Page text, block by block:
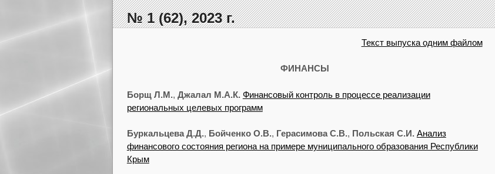
№ 1 (62), 2023 г.
Текст выпуска одним файлом
ФИНАНСЫ
Борщ Л.М., Джалал М.А.К. Финансовый контроль в процессе реализации
региональных целевых программ
Буркальцева Д.Д., Бойченко О.В., Герасимова С.В., Польская С.И. Анализ
финансового состояния региона на примере муниципального образования Республики
Крым